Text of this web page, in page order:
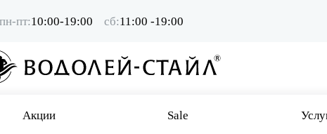
пн-пт:10:00-19:00 сб:11:00 -19:00
Акции Sale